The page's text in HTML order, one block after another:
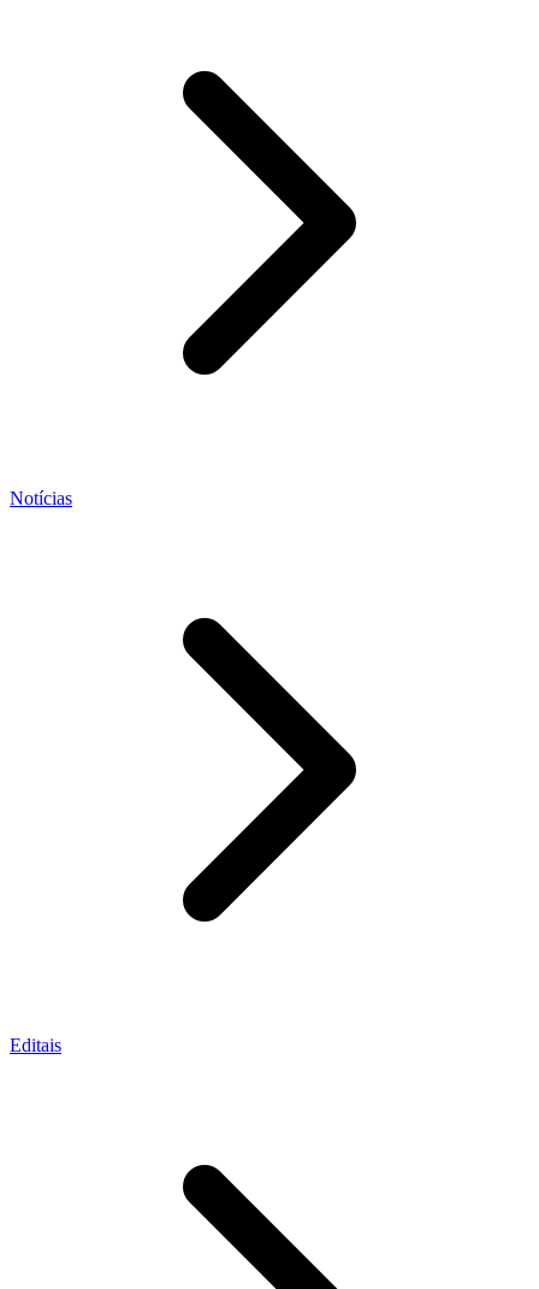
Notícias
Editais